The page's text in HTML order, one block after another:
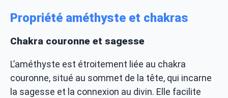
Propriété améthyste et chakras
Chakra couronne et sagesse
L’améthyste est étroitement liée au chakra
couronne, situé au sommet de la tête, qui incarne
la sagesse et la connexion au divin. Elle facilite